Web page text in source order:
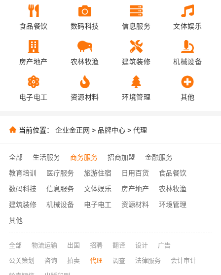
食品餐饮 数码科技 信息服务 文体娱乐
房产地产 农林牧渔 建筑装修 机械设备
电子电工 资源材料 环境管理 其他
当前位置： 企业金正网 > 品牌中心 > 代理
全部 生活服务 商务服务 招商加盟
金融服务
教育培训
医疗服务 旅游住宿 日用百货
食品餐饮
数码科技
信息服务 文体娱乐 房产地产
农林牧渔
建筑装修
机械设备 电子电工 资源材料
环境管理
其他
全部 物流运输 出国 招聘 翻译 设计 广告
公关策划 咨询 拍卖 代理 调查 法律服务 会计审计